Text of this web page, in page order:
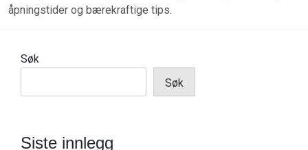
åpningstider og bærekraftige tips.
Søk
Søk
Siste innlegg